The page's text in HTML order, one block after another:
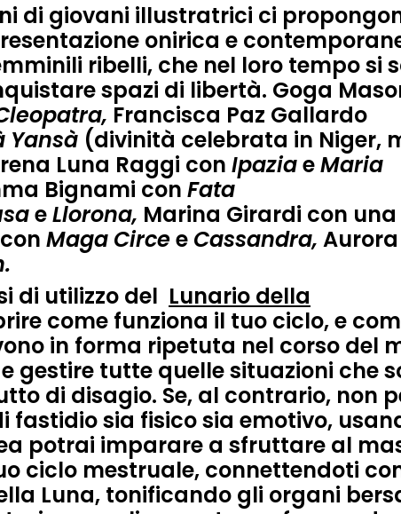
di giovani illustratrici ci
onirica e
ribelli, che nel loro tempo si
spazi di libertà. Goga
Francisca Paz Gallardo
Yansà (divinità celebrata in Niger,
Luna Raggi con IpaziaeMaria
Bignami con Fata
eLlorona, Marina Girardi con
con Maga Circee Cassandra, Aurora
di utilizzo del Lunario della
come funziona il tuo ciclo, e
in forma ripetuta nel corso del
gestire tutte quelle situazioni che
di disagio. Se, al contrario, non
fastidio sia fisico sia emotivo,
potrai imparare a sfruttare al
ciclo mestruale, connettendoti
Luna, tonificando gli organi